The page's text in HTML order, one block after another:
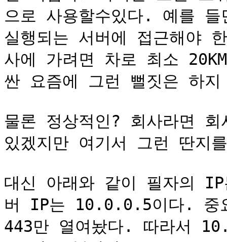
으로 사용할수있다. 예를
실행되는 서버에 접근해야
사에 가려면 차로 최소
싼 요즘에 그런 뻘짓은 하
물론 정상적인? 회사라면
있겠지만 여기서 그런 딴지
대신 아래와 같이 필자의
버 IP는 10.0.0.5이다. 중
443만 열여놨다. 따라서